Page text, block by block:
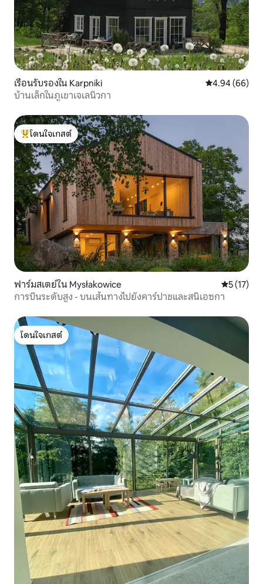
เรือนรับรองใน Karpniki คะแนนเฉลี่ย
4.94 (66)
บ้านเล็กในภูเขาเจเลนิวกา
โดนใจเกสต์ที่สุด
โดนใจเกสต์
ฟาร์มสเตย์ใน Mysłakowice คะแนนเฉลี่
5 (17)
การบินระดับสูง - บนเส้นทางไปยังคาร์ปาชและสนิเอซกา
โดนใจเกสต์
โดนใจเกสต์